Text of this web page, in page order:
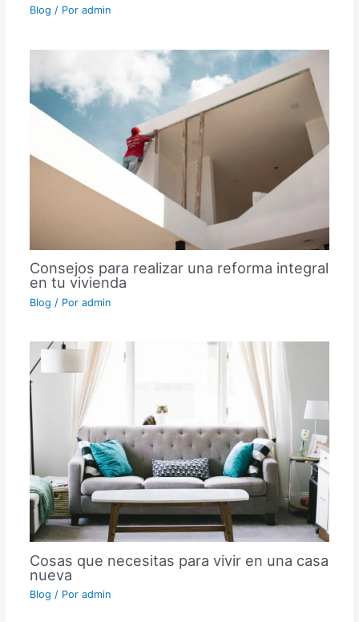
Blog / Por admin
Consejos para realizar una reforma integral
en tu vivienda
Blog / Por admin
Cosas que necesitas para vivir en una casa
nueva
Blog / Por admin